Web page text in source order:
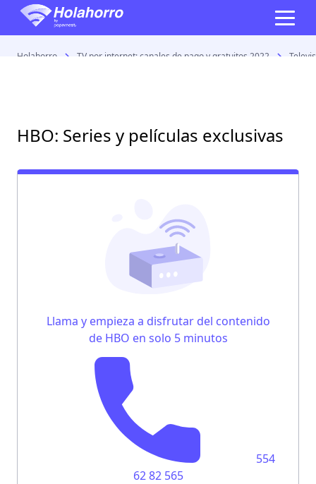
Holahorro TV por internet: canales de pago y gratuitos 2022
HBO: Series y películas exclusivas
Llama y empieza a disfrutar del contenido
de HBO en solo 5 minutos
554
62 82 565